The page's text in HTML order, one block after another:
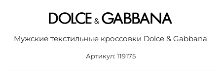
Мужские текстильные кроссовки Dolce & Gabbana
Артикул: 119175